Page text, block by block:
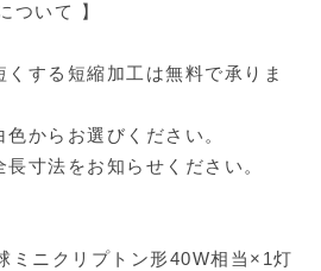
ついて 】
する短縮加工は無料で承りま
からお選びください。
寸法をお知らせください。
ミニクリプトン形40W相当×1灯